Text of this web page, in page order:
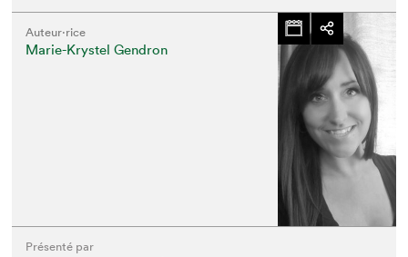
Auteur·rice
Marie-Krystel Gendron
Présenté par